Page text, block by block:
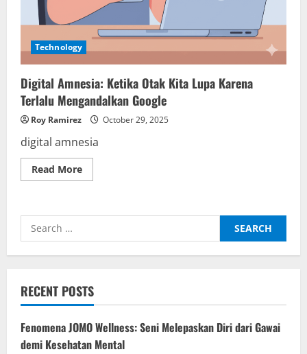
Technology
Digital Amnesia: Ketika Otak Kita Lupa Karena
Terlalu Mengandalkan Google
Roy Ramirez October 29, 2025
digital amnesia
Read MoreRead
more
Ketika
Lupa
Karena
Google
Search
for:
RECENT POSTS
Fenomena JOMO Wellness: Seni Melepaskan Diri dari Gawai
demi Kesehatan Mental